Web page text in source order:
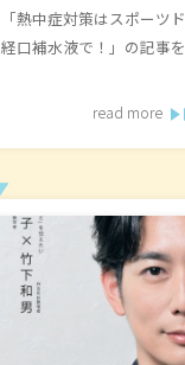
「熱中症対策はスポーツ
経口補水液で！」の記事
read more